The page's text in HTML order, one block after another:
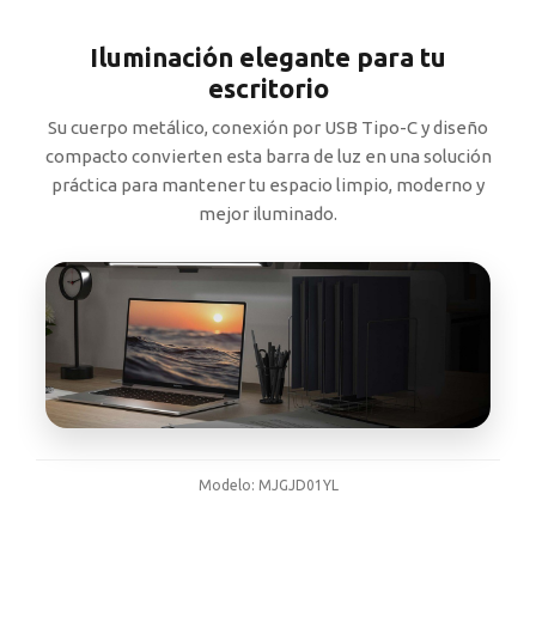
Iluminación elegante para tu
escritorio
Su cuerpo metálico, conexión por USB Tipo-C y diseño
compacto convierten esta barra de luz en una solución
práctica para mantener tu espacio limpio, moderno y
mejor iluminado.
Modelo: MJGJD01YL